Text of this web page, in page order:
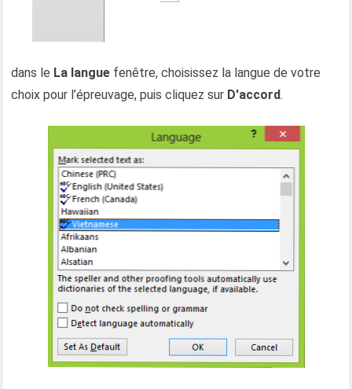
dans le La langue fenêtre, choisissez la langue de votre
choix pour l’épreuvage, puis cliquez sur D'accord.